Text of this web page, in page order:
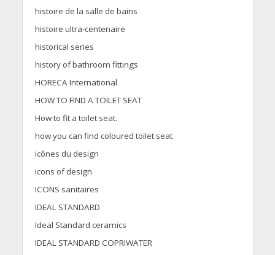
histoire de la salle de bains
histoire ultra-centenaire
historical series
history of bathroom fittings
HORECA International
HOW TO FIND A TOILET SEAT
How to fit a toilet seat.
how you can find coloured toilet seat
icônes du design
icons of design
ICONS sanitaires
IDEAL STANDARD
Ideal Standard ceramics
IDEAL STANDARD COPRIWATER